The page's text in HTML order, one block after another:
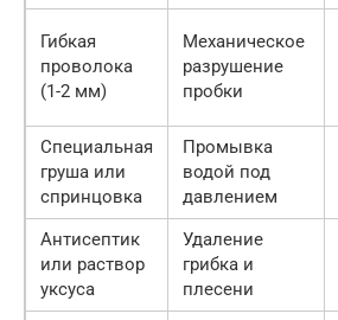
Гибкая
проволока
(1-2 мм)
Механическое
разрушение
пробки
Специальная
груша или
спринцовка
Промывка
водой под
давлением
Антисептик
или раствор
уксуса
Удаление
грибка и
плесени